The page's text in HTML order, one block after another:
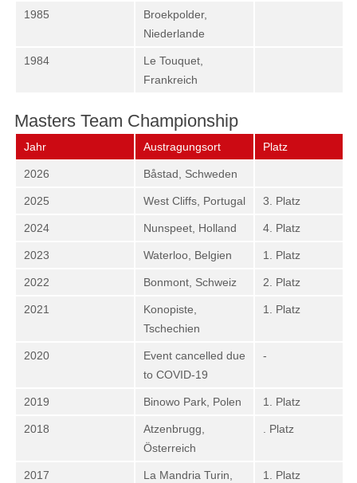
1985
Broekpolder,
Niederlande
1984
Le Touquet,
Frankreich
Masters Team Championship
Jahr Austragungsort Platz
2026 Båstad, Schweden
2025 West Cliffs, Portugal 3. Platz
2024 Nunspeet, Holland 4. Platz
2023 Waterloo, Belgien 1. Platz
2022 Bonmont, Schweiz 2. Platz
2021
Konopiste,
Tschechien
1. Platz
2020
Event cancelled due
to COVID-19
-
2019 Binowo Park, Polen 1. Platz
2018
Atzenbrugg,
Österreich
. Platz
2017
La Mandria Turin,
1. Platz